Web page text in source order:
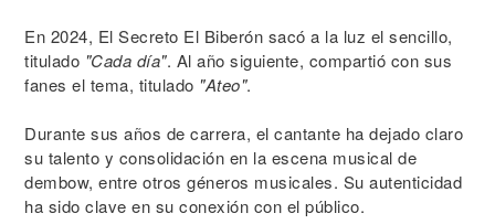
En 2024, El Secreto El Biberón sacó a la luz el sencillo,
titulado "Cada día". Al año siguiente, compartió con sus
fanes el tema, titulado "Ateo".
Durante sus años de carrera, el cantante ha dejado claro
su talento y consolidación en la escena musical de
dembow, entre otros géneros musicales. Su autenticidad
ha sido clave en su conexión con el público.